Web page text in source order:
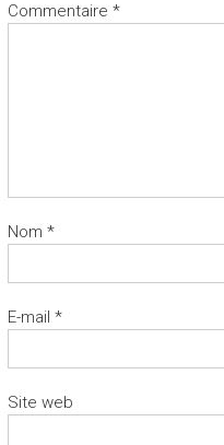
Commentaire *
Nom *
E-mail *
Site web